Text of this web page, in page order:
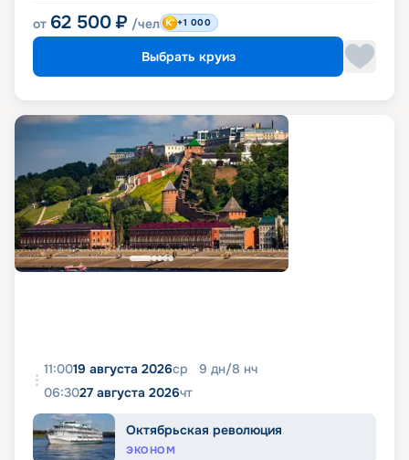
от 62 500 ₽ /чел +1 000
Выбрать круиз
11:0019 августа 2026ср 9 дн/8 нч
06:3027 августа 2026чт
Октябрьская революция
ЭКОНОМ